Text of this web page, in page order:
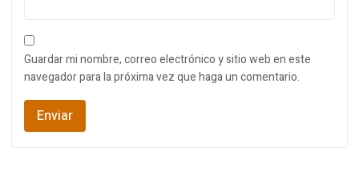
Guardar mi nombre, correo electrónico y sitio web en este
navegador para la próxima vez que haga un comentario.